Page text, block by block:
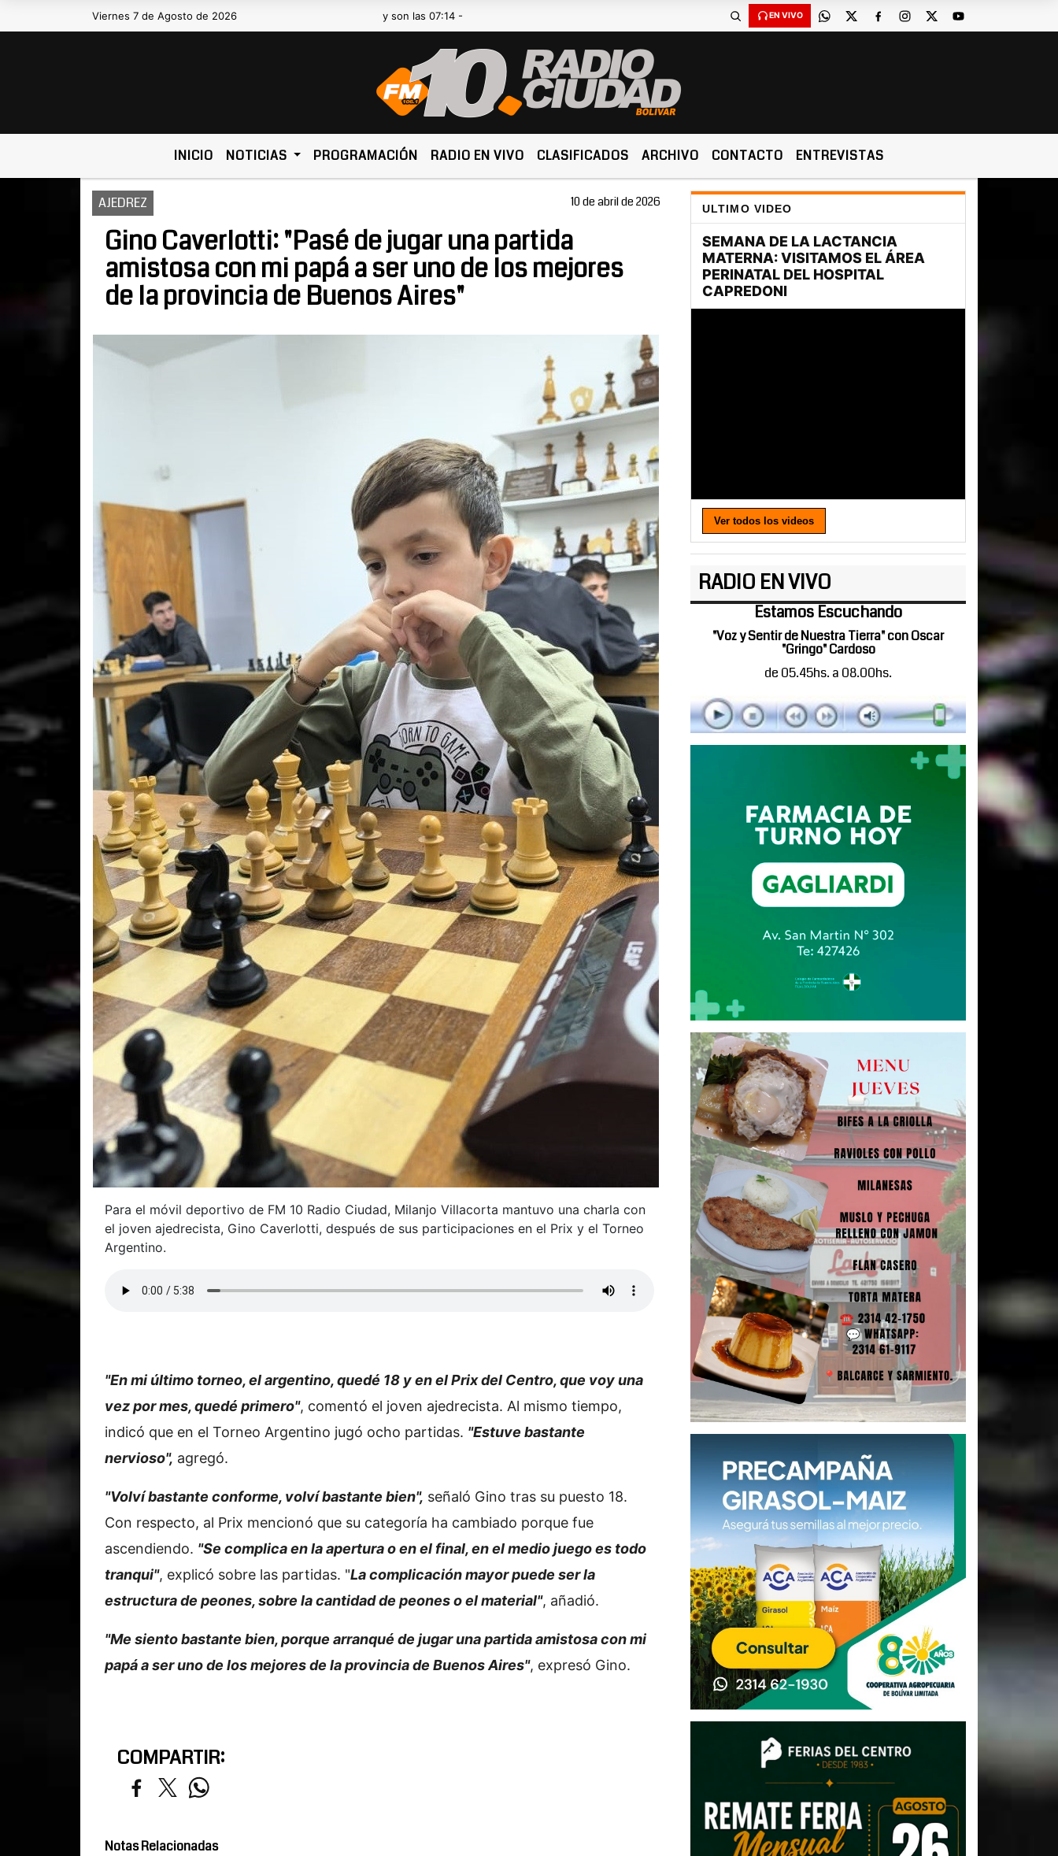
Viernes 7 de Agosto de 2026
Hoy es Viernes 7 de Agosto de 2026 y son las 07:14 - EN VIVO
INICIO NOTICIAS PROGRAMACIÓN RADIO EN VIVO CLASIFICADOS ARCHIVO CONTACTO ENTREVISTAS
AJEDREZ 10 de abril de 2026
Gino Caverlotti: "Pasé de jugar una partida
amistosa con mi papá a ser uno de los mejores
de la provincia de Buenos Aires"
Para el móvil deportivo de FM 10 Radio Ciudad, Milanjo Villacorta mantuvo una charla con
el joven ajedrecista, Gino Caverlotti, después de sus participaciones en el Prix y el Torneo
Argentino.
"En mi último torneo, el argentino, quedé 18 y en el Prix del Centro, que voy una
vez por mes, quedé primero", comentó el joven ajedrecista. Al mismo tiempo,
indicó que en el Torneo Argentino jugó ocho partidas. "Estuve bastante
nervioso", agregó.
"Volví bastante conforme, volví bastante bien", señaló Gino tras su puesto 18.
Con respecto, al Prix mencionó que su categoría ha cambiado porque fue
ascendiendo. "Se complica en la apertura o en el final, en el medio juego es todo
tranqui", explicó sobre las partidas. "La complicación mayor puede ser la
estructura de peones, sobre la cantidad de peones o el material", añadió.
"Me siento bastante bien, porque arranqué de jugar una partida amistosa con mi
papá a ser uno de los mejores de la provincia de Buenos Aires", expresó Gino.
COMPARTIR:
Notas Relacionadas
ULTIMO VIDEO
Ver todos los videos
RADIO EN VIVO
Estamos Escuchando
"Voz y Sentir de Nuestra Tierra" con Oscar
"Gringo" Cardoso
de 05.45hs. a 08.00hs.